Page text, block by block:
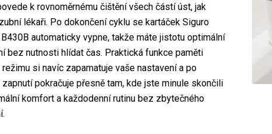
k rovnoměrnému čištění všech částí úst, jak
lékaři. Po dokončení cyklu se kartáček Siguro
B430B automaticky vypne, takže máte jistotu optimální
bez nutnosti hlídat čas. Praktická funkce paměti
si navíc zapamatuje vaše nastavení a po
pokračuje přesně tam, kde jste minule skončili
komfort a každodenní rutinu bez zbytečného